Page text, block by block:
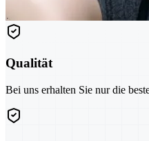
Qualität
Bei uns erhalten Sie nur die